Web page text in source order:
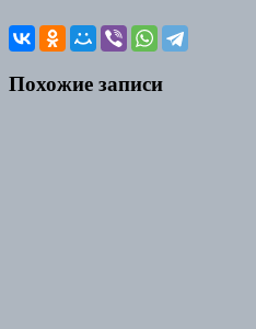
Похожие записи